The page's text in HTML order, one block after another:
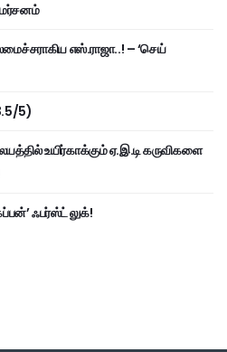
எஸ்.ராஜா..! – ‘செய்
5)
உயிர்காக்கும் ஏ.இ.டி கருவிகளை
ஃபர்ஸ்ட் லுக்!